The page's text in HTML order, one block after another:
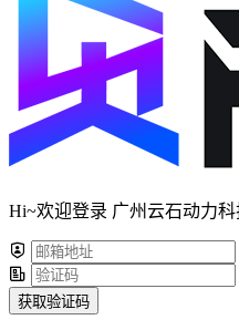
Hi~欢迎登录 广州云石动力科
获取验证码